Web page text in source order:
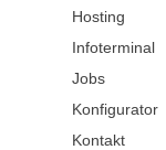
Hosting
Infoterminal
Jobs
Konfigurator
Kontakt